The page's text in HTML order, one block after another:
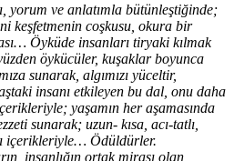
yorum ve anlatımla bütünleştiğinde;
keşfetmenin coşkusu, okura bir
Öyküde insanları tiryaki kılmak
öykücüler, kuşaklar boyunca
sunarak, algımızı yüceltir,
insanı etkileyen bu dal, onu daha
yaşamın her aşamasında
sunarak; uzun- kısa, acı-tatlı,
içerikleriyle… Ödüldürler.
insanlığın ortak mirası olan